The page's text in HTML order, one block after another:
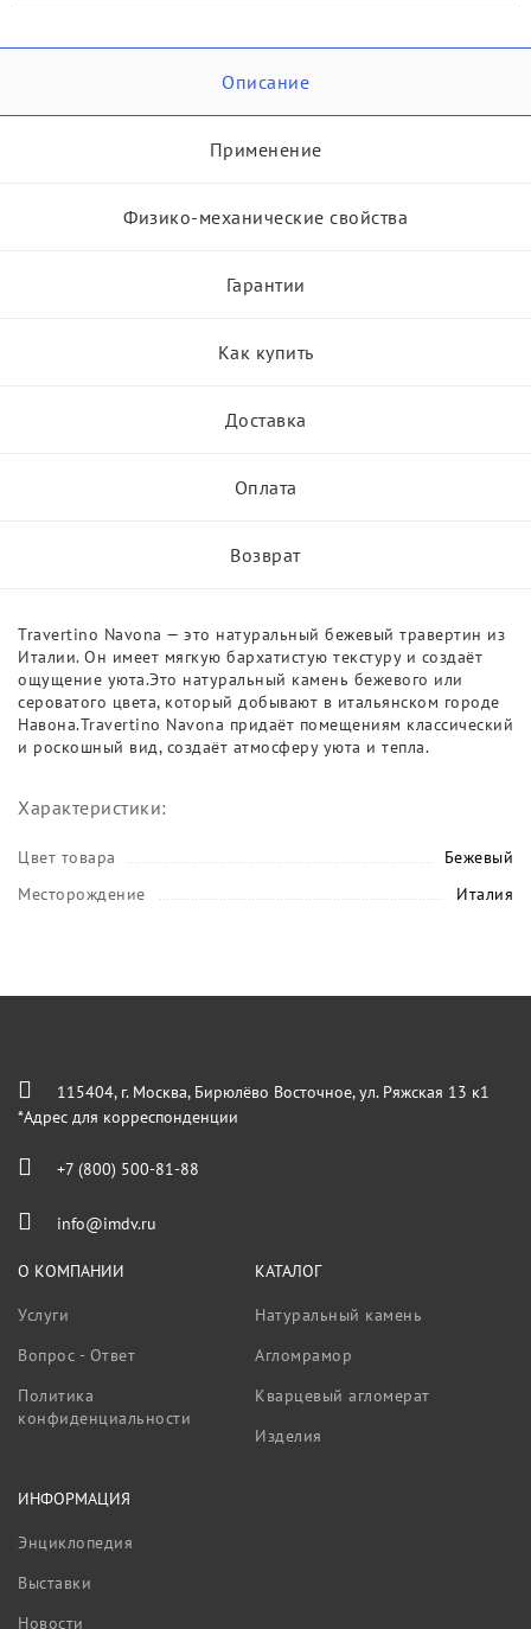
Описание
Применение
Физико-механические свойства
Гарантии
Как купить
Доставка
Оплата
Возврат
Travertino Navona — это натуральный бежевый травертин из
Италии. Он имеет мягкую бархатистую текстуру и создаёт
ощущение уюта.Это натуральный камень бежевого или
сероватого цвета, который добывают в итальянском городе
Навона.Travertino Navona придаёт помещениям классический
и роскошный вид, создаёт атмосферу уюта и тепла.
Характеристики:
Цвет товара
Бежевый
Месторождение
Италия
115404, г. Москва, Бирюлёво Восточное, ул. Ряжская 13 к1
*Адрес для корреспонденции
+7 (800) 500-81-88
info@imdv.ru
О КОМПАНИИ
Услуги
Вопрос - Ответ
Политика
конфиденциальности
КАТАЛОГ
Натуральный камень
Агломрамор
Кварцевый агломерат
Изделия
ИНФОРМАЦИЯ
Энциклопедия
Выставки
Новости